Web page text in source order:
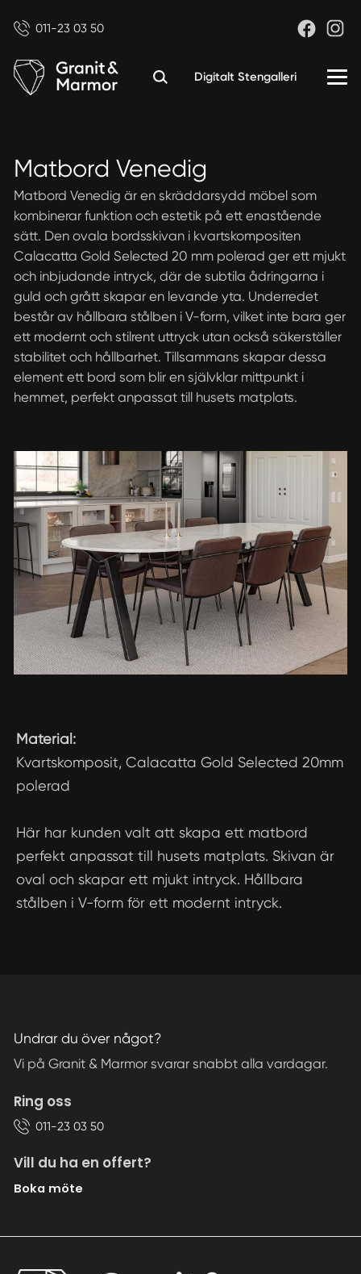
011-23 03 50
Digitalt Stengalleri
Matbord Venedig
Matbord Venedig är en skräddarsydd möbel som
kombinerar funktion och estetik på ett enastående
sätt. Den ovala bordsskivan i kvartskompositen
Calacatta Gold Selected 20 mm polerad ger ett mjukt
och inbjudande intryck, där de subtila ådringarna i
guld och grått skapar en levande yta. Underredet
består av hållbara stålben i V-form, vilket inte bara ger
ett modernt och stilrent uttryck utan också säkerställer
stabilitet och hållbarhet. Tillsammans skapar dessa
element ett bord som blir en självklar mittpunkt i
hemmet, perfekt anpassat till husets matplats.
Material:
Kvartskomposit, Calacatta Gold Selected 20mm
polerad
Här har kunden valt att skapa ett matbord
perfekt anpassat till husets matplats. Skivan är
oval och skapar ett mjukt intryck. Hållbara
stålben i V-form för ett modernt intryck.
Undrar du över något?
Vi på Granit & Marmor svarar snabbt alla vardagar.
Ring oss
011-23 03 50
Vill du ha en offert?
Boka möte